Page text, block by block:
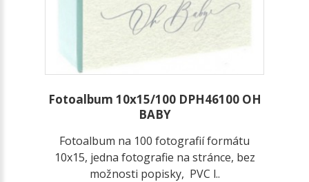
Fotoalbum 10x15/100 DPH46100 OH
BABY
Fotoalbum na 100 fotografií formátu
10x15, jedna fotografie na stránce, bez
možnosti popisky, PVC l..